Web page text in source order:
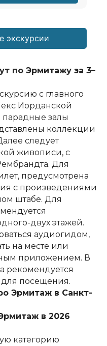
экскурсии
по Эрмитажу за 3–
с главного
Иорданской
парадные залы
коллекции
следует
живописи, с
Для
предусмотрена
с произведениями
штабе. Для
двух этажей.
аудиогидом,
на месте или
приложением. В
рекомендуется
посещения.
Эрмитаж в Санкт-
в 2026
категорию